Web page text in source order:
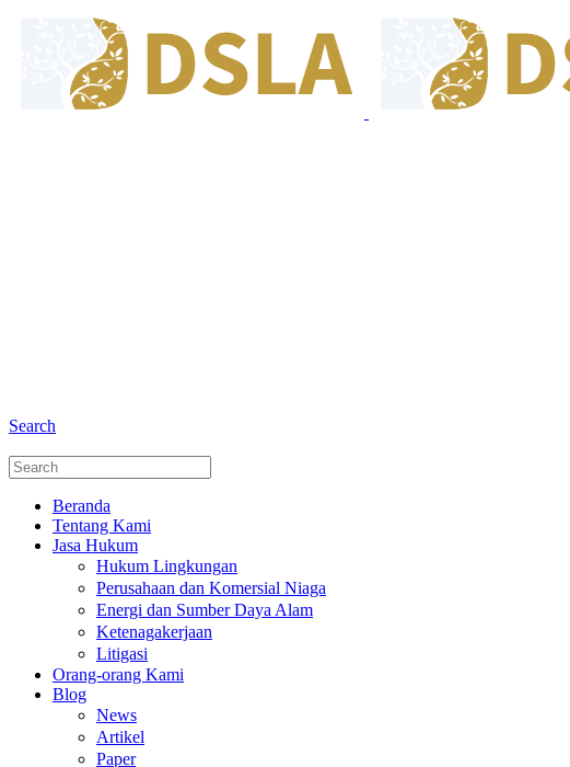
Search
Beranda
Tentang Kami
Jasa Hukum
Hukum Lingkungan
Perusahaan dan Komersial Niaga
Energi dan Sumber Daya Alam
Ketenagakerjaan
Litigasi
Orang-orang Kami
Blog
News
Artikel
Paper